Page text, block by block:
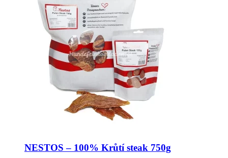
NESTOS – 100% Krůtí steak 750g